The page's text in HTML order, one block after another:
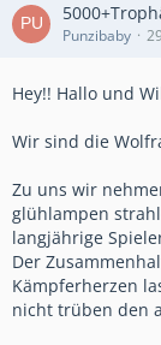
Punzibaby
Hey!! Hallo und
Wir sind die
Zu uns wir
glühlampen
langjährige
Der
Kämpferherzen
nicht trüben den